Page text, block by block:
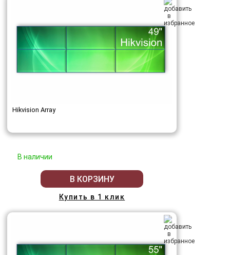
Hikvision Array
В наличии
В КОРЗИНУ
Купить в 1 клик